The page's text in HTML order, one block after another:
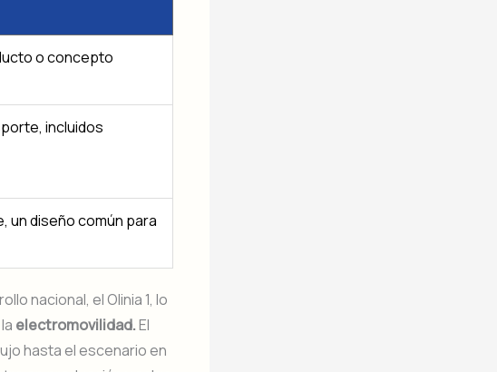
o concepto
incluidos
un diseño común para
nacional, el Olinia 1, lo
electromovilidad.El
hasta el escenario en